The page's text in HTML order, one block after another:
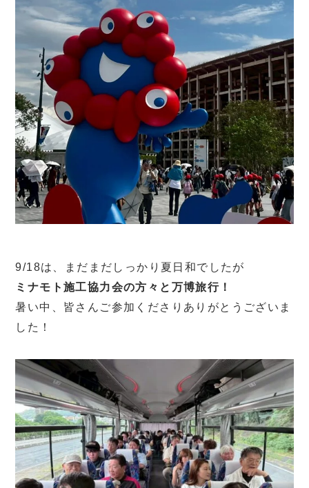
9/18は、まだまだしっかり夏日和でしたが
ミナモト施工協力会の方々と万博旅行！
暑い中、皆さんご参加くださりありがとうございま
した！